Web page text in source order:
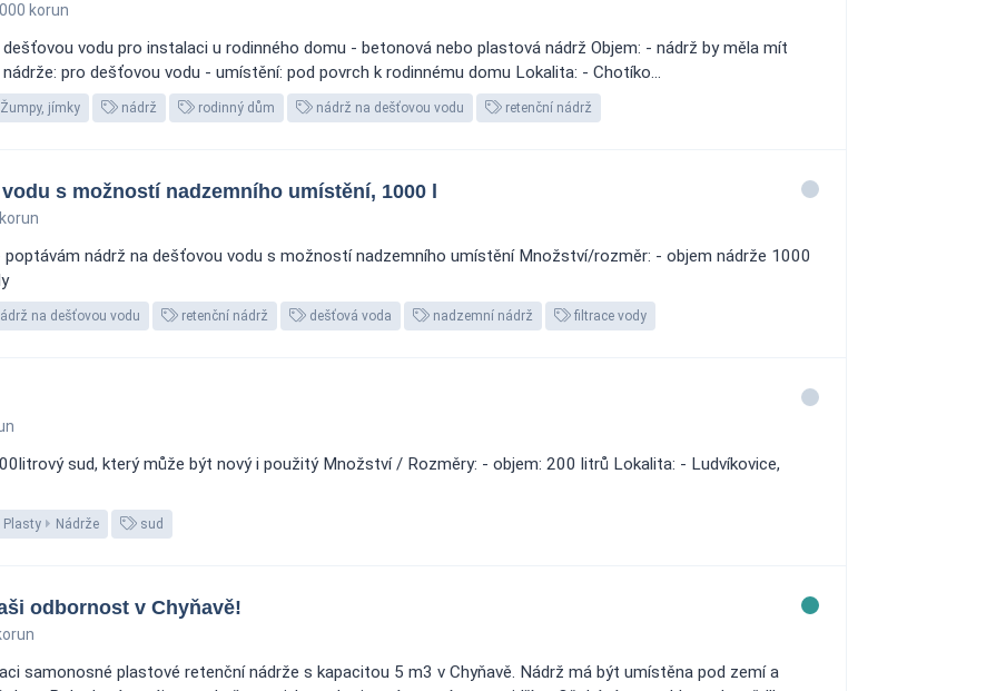
korun
vodu pro instalaci u rodinného domu - betonová nebo plastová nádrž Objem: - nádrž by měla mít
pro dešťovou vodu - umístění: pod povrch k rodinnému domu Lokalita: - Chotíko...
Žumpy, jímky nádrž rodinný dům nádrž na dešťovou vodu retenční nádrž
s možností nadzemního umístění, 1000 l
nádrž na dešťovou vodu s možností nadzemního umístění Množství/rozměr: - objem nádrže 1000
na dešťovou vodu retenční nádrž dešťová voda nadzemní nádrž filtrace vody
sud, který může být nový i použitý Množství / Rozměry: - objem: 200 litrů Lokalita: - Ludvíkovice,
Plasty Nádrže sud
odbornost v Chyňavě!
samonosné plastové retenční nádrže s kapacitou 5 m3 v Chyňavě. Nádrž má být umístěna pod zemí a